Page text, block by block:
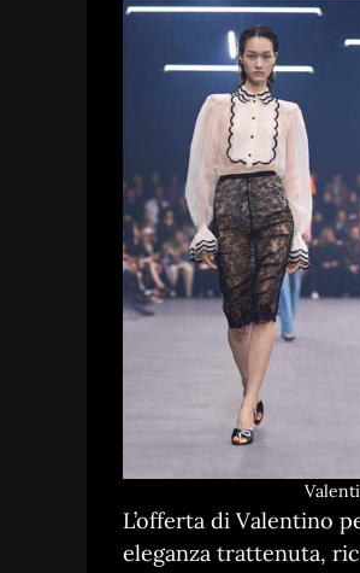
L’offerta di Valentino
eleganza trattenuta,